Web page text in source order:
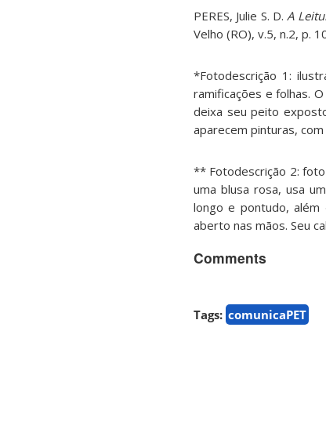
PERES, Julie S. D.A
Velho (RO), v.5, n.2, p.
*Fotodescrição 1:
ramificações e folhas.
deixa seu peito
aparecem pinturas,
** Fotodescrição 2:
uma blusa rosa, usa
longo e pontudo,
aberto nas mãos. Seu
Comments
Tags: comunicaPET